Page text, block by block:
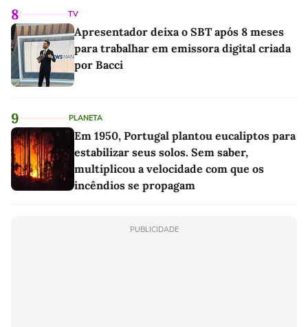
8 TV
Apresentador deixa o SBT após 8 meses
para trabalhar em emissora digital criada
por Bacci
9 PLANETA
Em 1950, Portugal plantou eucaliptos para
estabilizar seus solos. Sem saber,
multiplicou a velocidade com que os
incêndios se propagam
PUBLICIDADE